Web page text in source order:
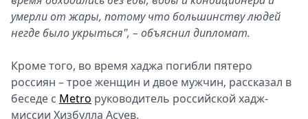
умерли от жары, потому что большинству людей
негде было укрыться", – объяснил дипломат.
Кроме того, во время хаджа погибли пятеро
россиян – трое женщин и двое мужчин, рассказал в
беседе с Metro руководитель российской хадж-
миссии Хизбулла Асуев.